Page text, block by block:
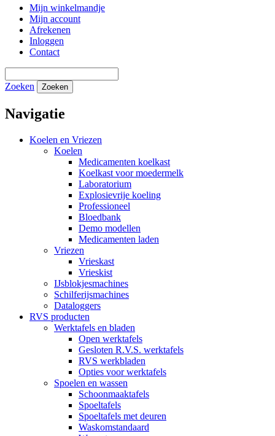
Mijn winkelmandje
Mijn account
Afrekenen
Inloggen
Contact
Zoeken Zoeken
Navigatie
Koelen en Vriezen
Koelen
Medicamenten koelkast
Koelkast voor moedermelk
Laboratorium
Explosievrije koeling
Professioneel
Bloedbank
Demo modellen
Medicamenten laden
Vriezen
Vrieskast
Vrieskist
IJsblokjesmachines
Schilferijsmachines
Dataloggers
RVS producten
Werktafels en bladen
Open werktafels
Gesloten R.V.S. werktafels
RVS werkbladen
Opties voor werktafels
Spoelen en wassen
Schoonmaaktafels
Spoeltafels
Spoeltafels met deuren
Waskomstandaard